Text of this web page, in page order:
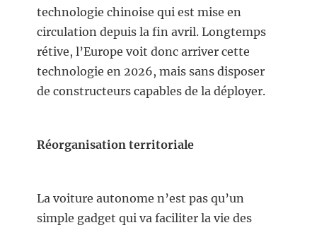
technologie chinoise qui est mise en
circulation depuis la fin avril. Longtemps
rétive, l’Europe voit donc arriver cette
technologie en 2026, mais sans disposer
de constructeurs capables de la déployer.
Réorganisation territoriale
La voiture autonome n’est pas qu’un
simple gadget qui va faciliter la vie des